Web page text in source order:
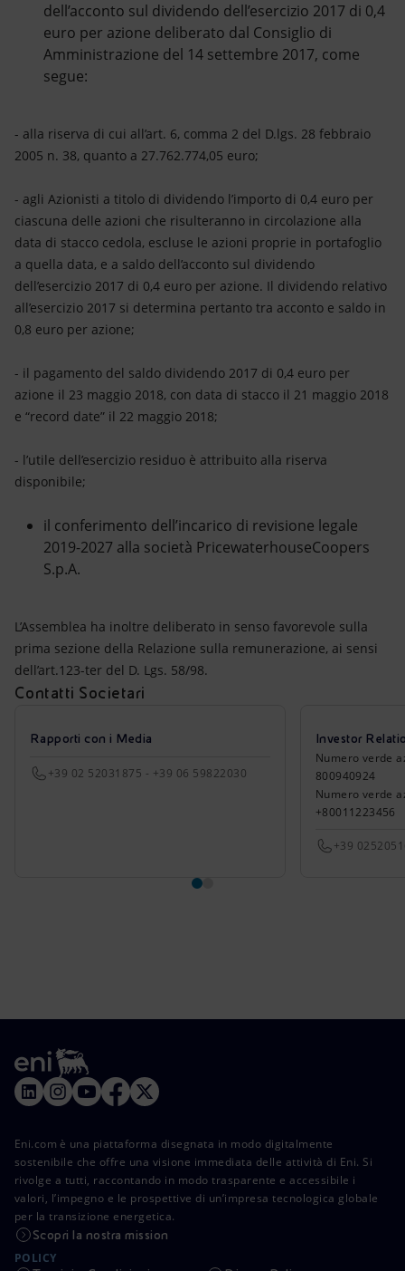
dell’acconto sul dividendo dell’esercizio 2017 di 0,4
euro per azione deliberato dal Consiglio di
Amministrazione del 14 settembre 2017, come
segue:
- alla riserva di cui all’art. 6, comma 2 del D.lgs. 28 febbraio
2005 n. 38, quanto a 27.762.774,05 euro;
- agli Azionisti a titolo di dividendo l’importo di 0,4 euro per
ciascuna delle azioni che risulteranno in circolazione alla
data di stacco cedola, escluse le azioni proprie in portafoglio
a quella data, e a saldo dell’acconto sul dividendo
dell’esercizio 2017 di 0,4 euro per azione. Il dividendo relativo
all’esercizio 2017 si determina pertanto tra acconto e saldo in
0,8 euro per azione;
- il pagamento del saldo dividendo 2017 di 0,4 euro per
azione il 23 maggio 2018, con data di stacco il 21 maggio 2018
e “record date” il 22 maggio 2018;
- l’utile dell’esercizio residuo è attribuito alla riserva
disponibile;
il conferimento dell’incarico di revisione legale
2019-2027 alla società PricewaterhouseCoopers
S.p.A.
L’Assemblea ha inoltre deliberato in senso favorevole sulla
prima sezione della Relazione sulla remunerazione, ai sensi
dell’art.123-ter del D. Lgs. 58/98.
Contatti Societari
Rapporti con i Media
+39 02 52031875 - +39 06 59822030
Investor
Numero verde
800940924
Numero verde
+80011223456
+39
Eni.com è una piattaforma disegnata in modo digitalmente
sostenibile che offre una visione immediata delle attività di Eni. Si
rivolge a tutti, raccontando in modo trasparente e accessibile i
valori, l’impegno e le prospettive di un’impresa tecnologica globale
per la transizione energetica.
Scopri la nostra mission
POLICY